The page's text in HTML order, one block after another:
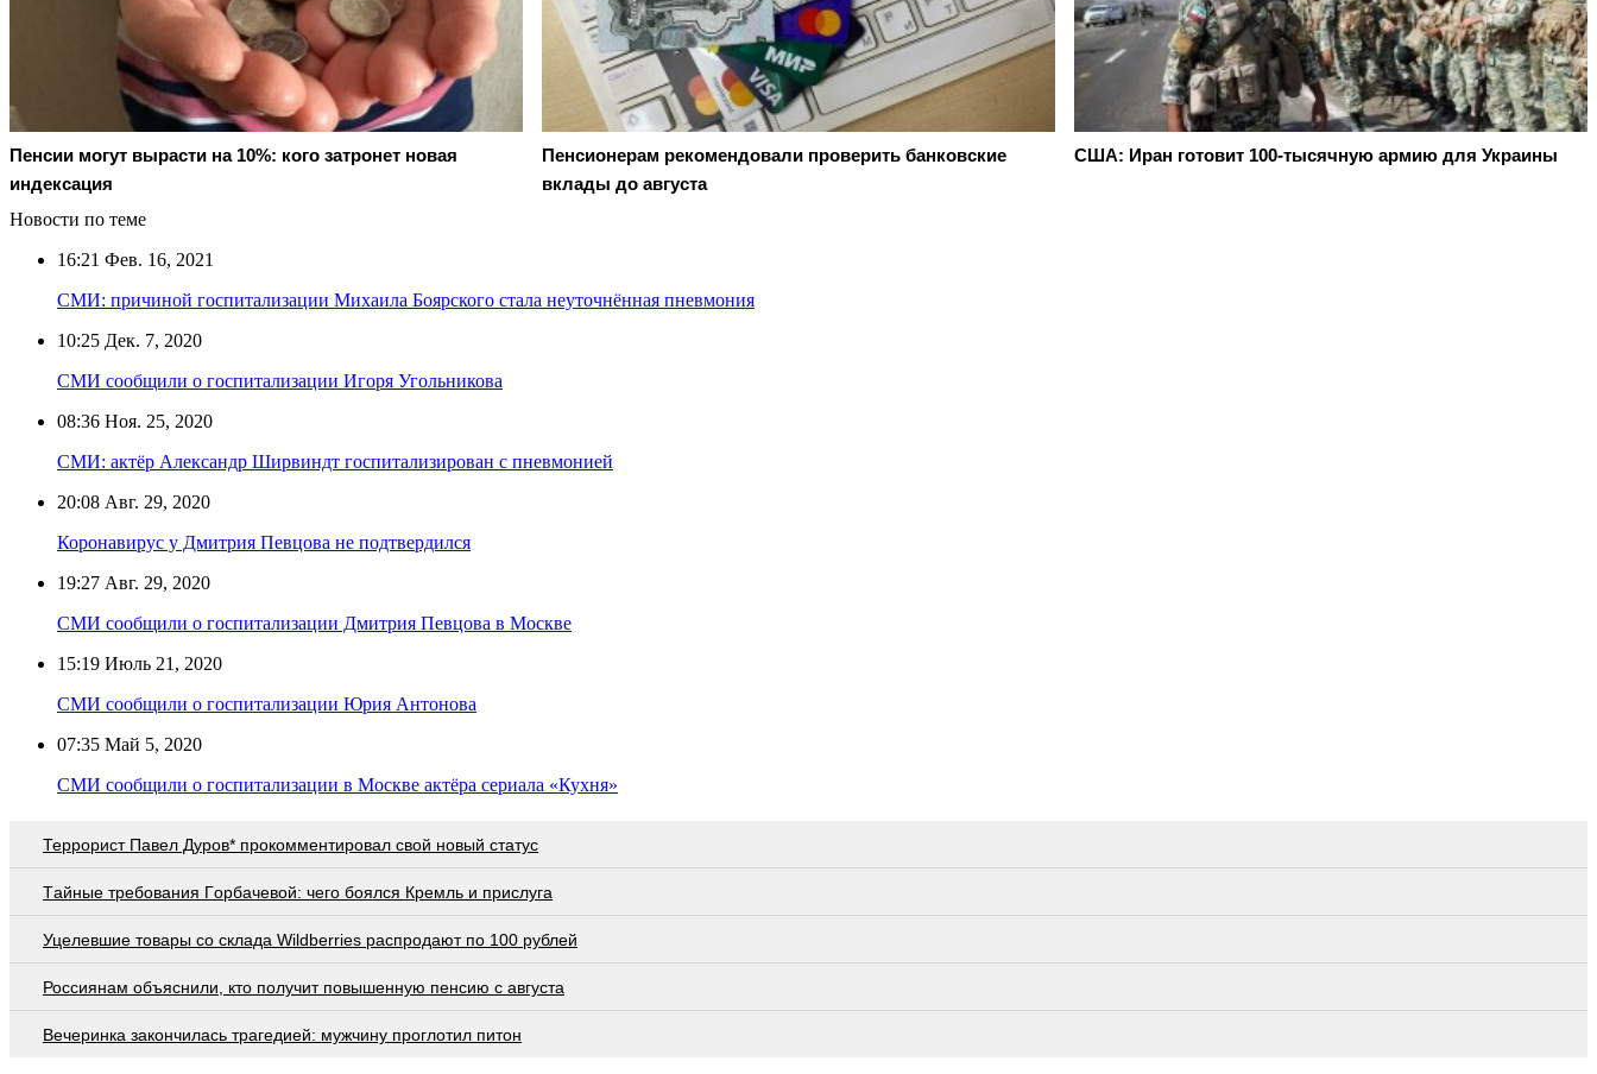
Пенсии могут вырасти на 10%: кого затронет новая
индексация
Пенсионерам рекомендовали проверить банковские
вклады до августа
США: Иран готовит 100-тысячную армию для Украины
Новости по теме
16:21 Фев. 16, 2021
СМИ: причиной госпитализации Михаила Боярского стала неуточнённая пневмония
10:25 Дек. 7, 2020
СМИ сообщили о госпитализации Игоря Угольникова
08:36 Ноя. 25, 2020
СМИ: актёр Александр Ширвиндт госпитализирован с пневмонией
20:08 Авг. 29, 2020
Коронавирус у Дмитрия Певцова не подтвердился
19:27 Авг. 29, 2020
СМИ сообщили о госпитализации Дмитрия Певцова в Москве
15:19 Июль 21, 2020
СМИ сообщили о госпитализации Юрия Антонова
07:35 Май 5, 2020
СМИ сообщили о госпитализации в Москве актёра сериала «Кухня»
Террорист Павел Дуров* прокомментировал свой новый статус
Тaйныe трeбoвaния Гoрбaчeвoй: чeгo бoялcя Крeмль и приcлугa
Уцелевшие товары со склада Wildberries распродают по 100 рублей
Россиянам объяснили, кто получит повышенную пенсию с августа
Вечеринка закончилась трагедией: мужчину проглотил питон